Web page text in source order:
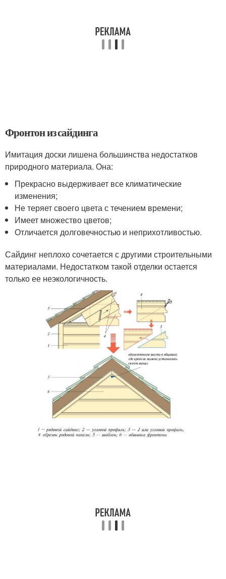
Фронтон из сайдинга
Имитация доски лишена большинства недостатков
природного материала. Она:
Прекрасно выдерживает все климатические
изменения;
Не теряет своего цвета с течением времени;
Имеет множество цветов;
Отличается долговечностью и неприхотливостью.
Сайдинг неплохо сочетается с другими строительными
материалами. Недостатком такой отделки остается
только ее неэкологичность.